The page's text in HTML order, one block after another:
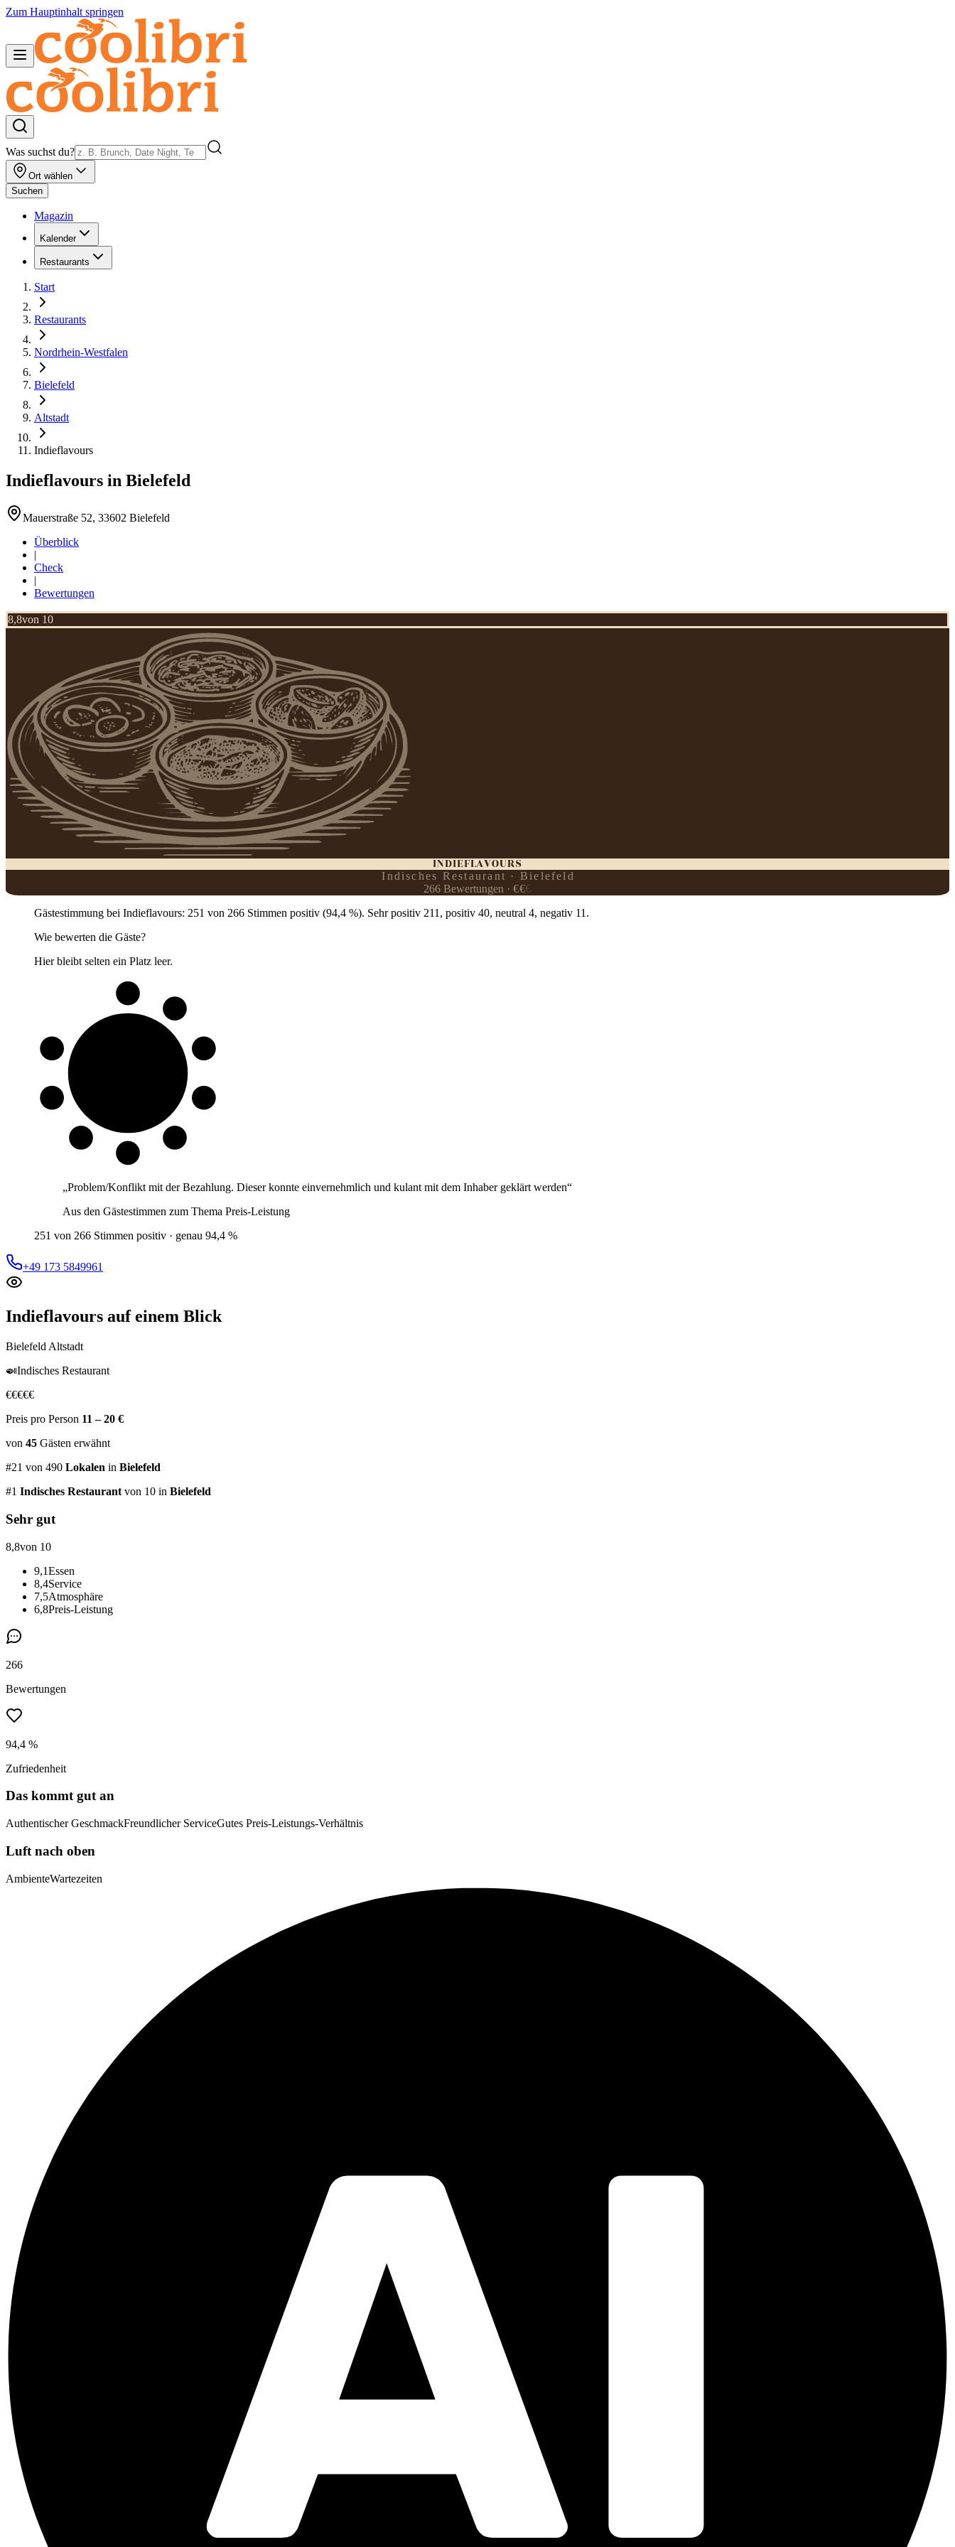
Zum Hauptinhalt springen
Was suchst du?
Ort wählen
Suchen
Magazin
Kalender
Restaurants
Start
Restaurants
Nordrhein-Westfalen
Bielefeld
Altstadt
Indieflavours
Indieflavours in Bielefeld
Mauerstraße 52, 33602 Bielefeld
Überblick
|
Check
|
Bewertungen
8,8von 10
INDIEFLAVOURS
Indisches Restaurant · Bielefeld
266 Bewertungen ·€€€
Gästestimmung bei Indieflavours: 251 von 266 Stimmen positiv (94,4 %). Sehr positiv 211, positiv 40, neutral 4, negativ 11.
Wie bewerten die Gäste?
Hier bleibt selten ein Platz leer.
„Problem/Konflikt mit der Bezahlung. Dieser konnte einvernehmlich und kulant mit dem Inhaber geklärt werden“
Aus den Gästestimmen zum Thema Preis-Leistung
251 von 266 Stimmen positiv · genau 94,4 %
+49 173 5849961
Indieflavours auf einem Blick
Bielefeld Altstadt
🍛Indisches Restaurant
€€€€€
Preis pro Person 11 – 20 €
von 45 Gästen erwähnt
#21 von 490 Lokalen in Bielefeld
#1 Indisches Restaurant von 10 in Bielefeld
Sehr gut
8,8von 10
9,1Essen
8,4Service
7,5Atmosphäre
6,8Preis-Leistung
266
Bewertungen
94,4 %
Zufriedenheit
Das kommt gut an
Authentischer GeschmackFreundlicher ServiceGutes Preis-Leistungs-Verhältnis
Luft nach oben
AmbienteWartezeiten